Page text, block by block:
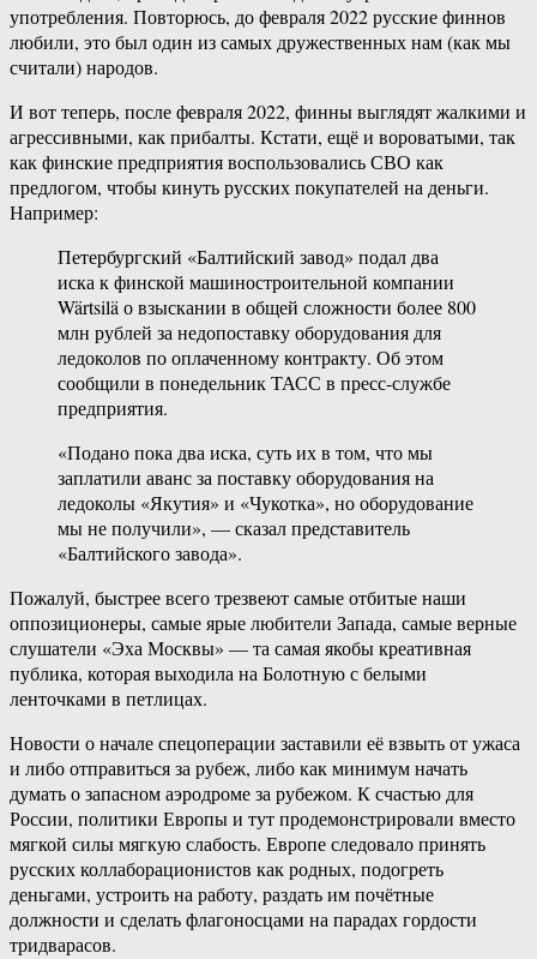
употребления. Повторюсь, до февраля 2022 русские финнов
любили, это был один из самых дружественных нам (как мы
считали) народов.
И вот теперь, после февраля 2022, финны выглядят жалкими и
агрессивными, как прибалты. Кстати, ещё и вороватыми, так
как финские предприятия воспользовались СВО как
предлогом, чтобы кинуть русских покупателей на деньги.
Например:
Петербургский «Балтийский завод» подал два
иска к финской машиностроительной компании
Wärtsilä о взыскании в общей сложности более 800
млн рублей за недопоставку оборудования для
ледоколов по оплаченному контракту. Об этом
сообщили в понедельник ТАСС в пресс-службе
предприятия.
«Подано пока два иска, суть их в том, что мы
заплатили аванс за поставку оборудования на
ледоколы «Якутия» и «Чукотка», но оборудование
мы не получили», — сказал представитель
«Балтийского завода».
Пожалуй, быстрее всего трезвеют самые отбитые наши
оппозиционеры, самые ярые любители Запада, самые верные
слушатели «Эха Москвы» — та самая якобы креативная
публика, которая выходила на Болотную с белыми
ленточками в петлицах.
Новости о начале спецоперации заставили её взвыть от ужаса
и либо отправиться за рубеж, либо как минимум начать
думать о запасном аэродроме за рубежом. К счастью для
России, политики Европы и тут продемонстрировали вместо
мягкой силы мягкую слабость. Европе следовало принять
русских коллаборационистов как родных, подогреть
деньгами, устроить на работу, раздать им почётные
должности и сделать флагоносцами на парадах гордости
тридварасов.